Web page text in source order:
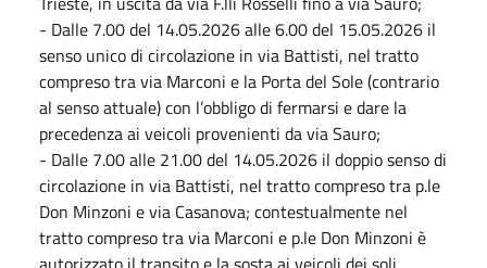
- Dalle 7.00 del 14.05.2026 alle 6.00 del 15.05.2026 il
senso unico di circolazione in via Battisti, nel tratto
compreso tra via Marconi e la Porta del Sole (contrario
al senso attuale) con l’obbligo di fermarsi e dare la
precedenza ai veicoli provenienti da via Sauro;
- Dalle 7.00 alle 21.00 del 14.05.2026 il doppio senso di
circolazione in via Battisti, nel tratto compreso tra p.le
Don Minzoni e via Casanova; contestualmente nel
tratto compreso tra via Marconi e p.le Don Minzoni è